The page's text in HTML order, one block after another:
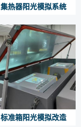
集热器阳光模拟系统
标准箱阳光模拟改造